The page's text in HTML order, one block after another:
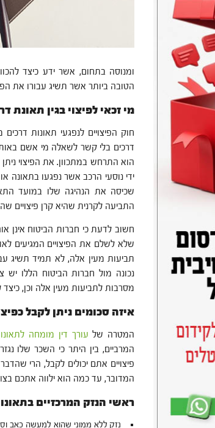
ומנוסה בתחום, אשר ידע כיצד
הטובה ביותר אשר תשיג עבורו את
מי זכאי לפיצוי בגין תאונת
חוק הפיצויים לנפגעי תאונות
דרכים בלי קשר לשאלה מי אשם
הוא התרחש במתכוון. את הפיצוי
ידי נוסעי הרכב אשר נפגעו בתאונה
שכיסה את הנהיגה שלו במועד
התביעה לקרנית שהיא קרן פיצויים
חשוב לדעת כי חברות הביטוח אינן
שלא לשלם את הפיצויים המגיעים
תביעות מעין אלה, לא תמיד תשיג
נכונה מול חברות הביטוח הללו
מסרבות לתביעות מעין אלה וכן,
איזה סכומים ניתן לקבל
המטרה של עורך דין מומחה
המרביים, בין היתר כי השכר שלו
פיצויים אתם יכולים לקבל, הרי
המדובר, עד כמה הוא ילווה אתכם
ראשי הנזק המרכזיים
נזק ללא ממוני שהוא למעשה כאב